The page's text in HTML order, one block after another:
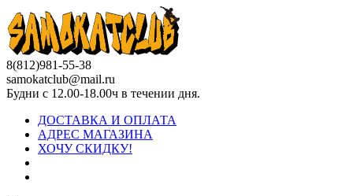
8(812)981-55-38
samokatclub@mail.ru
Будни с 12.00-18.00ч в течении дня.
ДОСТАВКА И ОПЛАТА
АДРЕС МАГАЗИНА
ХОЧУ СКИДКУ!